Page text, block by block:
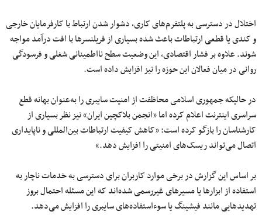
اختلال در دسترسی به پلتفرم‌های کاری، دشوار شدن ارتباط با کارفرمایان خارجی
و کندی یا قطعی ارتباطات باعث شده بسیاری از فریلنسرها با افت درآمد مواجه
شوند. علاوه بر فشار اقتصادی، این وضعیت سطح نااطمینانی شغلی و فرسودگی
روانی در میان فعالان این حوزه را نیز افزایش داده است.
در حالیکه جمهوری اسلامی محاظفت از امنیت سایبری را به‌عنوان بهانه قطع
سراسری اینترنت اعلام کرده اما «انجمن بلاکچین ایران» نیز نظر بسیاری از
کارشناسان را بازگو کرده است:‌ «کاهش کیفیت ارتباطات بین‌المللی و ناپایداری
اتصال می‌تواند ریسک‌های امنیتی را افزایش دهد.»
بر اساس این گزارش در برخی موارد کاربران برای دسترسی به خدمات ناچار به
استفاده از ابزارها یا مسیرهای غیررسمی شده‌اند که این مسئله احتمال بروز
تهدیدهایی مانند فیشینگ یا سوءاستفاده‌های سایبری را افزایش می‌دهد.